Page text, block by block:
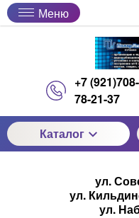
Меню
+7
78-21-37
Каталог
ул.
ул.
ул.